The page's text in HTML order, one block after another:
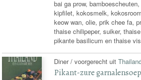
bai ga prow,
kipfilet, kokosmelk,
keow wan, olie, prik chee fa,
thaise chilipeper, suiker,
pikante basilicum en thaise
Diner / voorgerecht uit
Pikant-zure